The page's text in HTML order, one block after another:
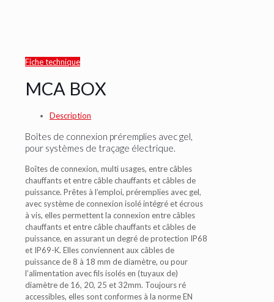
Fiche technique
MCA BOX
Description
Boîtes de connexion préremplies avec gel,
pour systèmes de traçage électrique.
Boîtes de connexion, multi usages, entre câbles
chauffants et entre câble chauffants et câbles de
puissance. Prêtes à l’emploi, préremplies avec gel,
avec système de connexion isolé intégré et écrous
à vis, elles permettent la connexion entre câbles
chauffants et entre câble chauffants et câbles de
puissance, en assurant un degré de protection IP68
et IP69-K. Elles conviennent aux câbles de
puissance de 8 à 18 mm de diamètre, ou pour
l’alimentation avec fils isolés en (tuyaux de)
diamètre de 16, 20, 25 et 32mm. Toujours ré
accessibles, elles sont conformes à la norme EN